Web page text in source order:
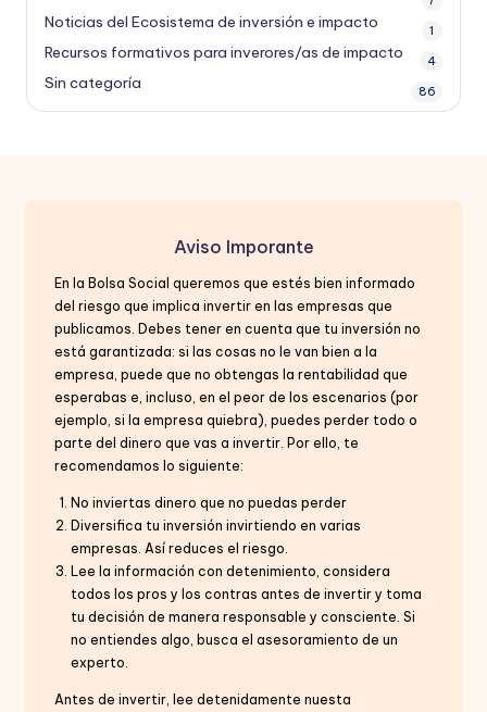
Noticias del Ecosistema de inversión e impacto 1
Recursos formativos para inverores/as de impacto 4
Sin categoría 86
Aviso Imporante
En la Bolsa Social queremos que estés bien informado
del riesgo que implica invertir en las empresas que
publicamos. Debes tener en cuenta que tu inversión no
está garantizada: si las cosas no le van bien a la
empresa, puede que no obtengas la rentabilidad que
esperabas e, incluso, en el peor de los escenarios (por
ejemplo, si la empresa quiebra), puedes perder todo o
parte del dinero que vas a invertir. Por ello, te
recomendamos lo siguiente:
No inviertas dinero que no puedas perder
Diversifica tu inversión invirtiendo en varias
empresas. Así reduces el riesgo.
Lee la información con detenimiento, considera
todos los pros y los contras antes de invertir y toma
tu decisión de manera responsable y consciente. Si
no entiendes algo, busca el asesoramiento de un
experto.
Antes de invertir, lee detenidamente nuesta